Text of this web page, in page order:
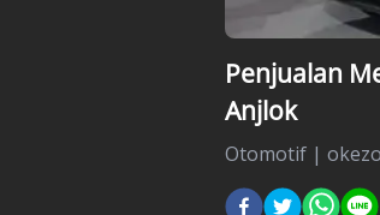
Penjualan
Anjlok
Otomotif |